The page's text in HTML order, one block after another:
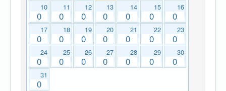
10
0
11
0
12
0
13
0
14
0
15
0
16
0
17
0
18
0
19
0
20
0
21
0
22
0
23
0
24
0
25
0
26
0
27
0
28
0
29
0
30
0
31
0